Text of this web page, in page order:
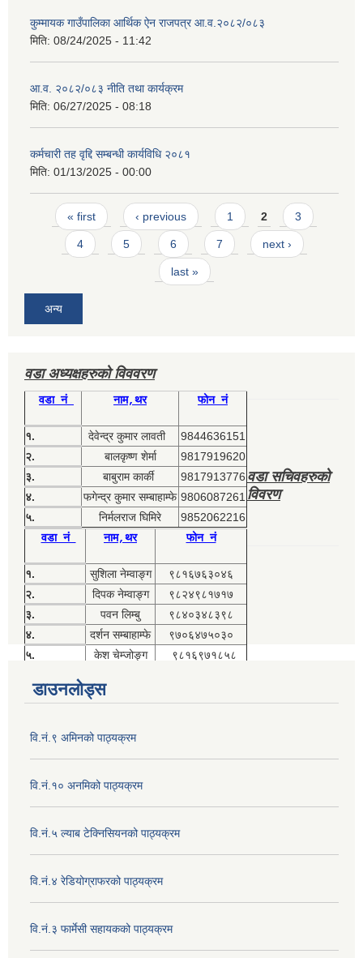
कुम्मायक गाउँपालिका आर्थिक ऐन राजपत्र आ.व.२०८२/०८३
मिति: 08/24/2025 - 11:42
आ.व. २०८२/०८३ नीति तथा कार्यक्रम
मिति: 06/27/2025 - 08:18
कर्मचारी तह वृद्दि सम्बन्धी कार्यविधि २०८१
मिति: 01/13/2025 - 00:00
Pages
« first ‹ previous 1 2 3
4 5 6 7 next ›
last »
अन्य
वडा अध्यक्षहरुको विववरण
वडा नं नाम,थर फोन नं
१. देवेन्द्र कुमार लावती
9844636151
२.
बालकृष्ण शेर्मा
9817919620
३.
बाबुराम कार्की
9817913776
४.
फगेन्द्र कुमार सम्बाहाम्फे 9806087261
५.
निर्मलराज घिमिरे 9852062216
वडा सचिवहरुको
विवरण
वडा नं नाम,थर फोन नं
१. सुशिला नेम्वाङ्ग
९८१६७६३०४६
२.
दिपक नेम्वाङ्ग
९८२४९८१७१७
३.
पवन लिम्बु
९८४०३४८३९८
४.
दर्शन सम्बाहाम्फे
९७०६४७५०३०
५.
केश चेम्जोङ्ग ९८१६९७१८५८
डाउनलोड्स
वि.नं.९ अमिनको पाठ्यक्रम
वि.नं.१० अनमिको पाठ्यक्रम
वि.नं.५ ल्याब टेक्निसियनको पाठ्यक्रम
वि.नं.४ रेडियोग्राफरको पाठ्यक्रम
वि.नं.३ फार्मेसी सहायकको पाठ्यक्रम